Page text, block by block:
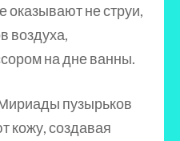
оказывают не струи,
воздуха,
на дне ванны.
пузырьков
кожу, создавая